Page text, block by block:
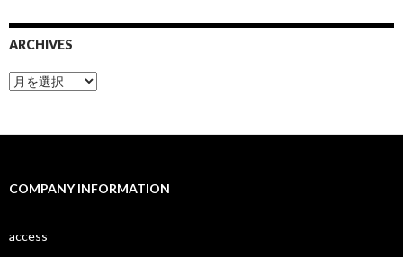
ARCHIVES
A
r
s
COMPANY INFORMATION
access